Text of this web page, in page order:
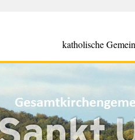
katholische